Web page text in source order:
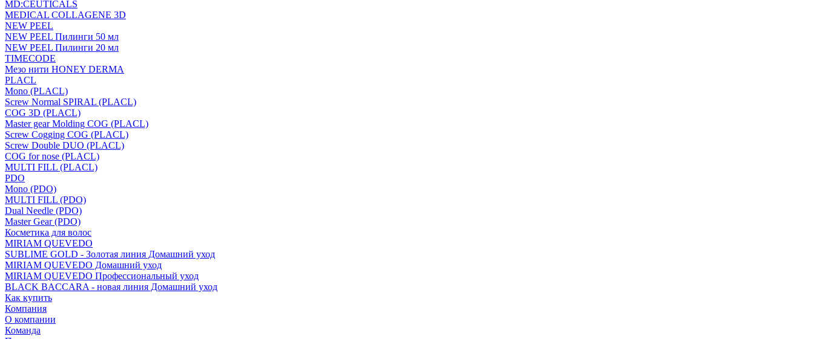
MD:CEUTICALS
MEDICAL COLLAGENE 3D
NEW PEEL
NEW PEEL Пилинги 50 мл
NEW PEEL Пилинги 20 мл
TIMECODE
Мезо нити HONEY DERMA
PLACL
Mono (PLACL)
Screw Normal SPIRAL (PLACL)
COG 3D (PLACL)
Master gear Molding COG (PLACL)
Screw Cogging COG (PLACL)
Screw Double DUO (PLACL)
COG for nose (PLACL)
MULTI FILL (PLACL)
PDO
Mono (PDO)
MULTI FILL (PDO)
Dual Needle (PDO)
Master Gear (PDO)
Косметика для волос
MIRIAM QUEVEDO
SUBLIME GOLD - Золотая линия Домашний уход
MIRIAM QUEVEDO Домашний уход
MIRIAM QUEVEDO Профессиональный уход
BLACK BACCARA - новая линия Домашний уход
Как купить
Компания
О компании
Команда